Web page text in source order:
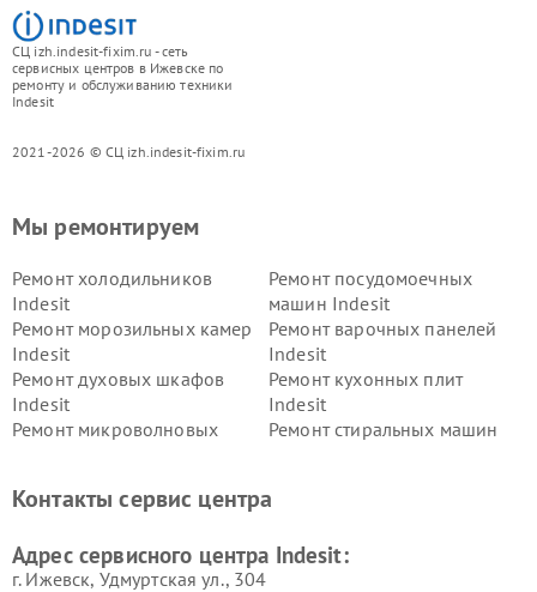
СЦ izh.indesit-fixim.ru - сеть
сервисных центров в Ижевске по
ремонту и обслуживанию техники
Indesit
2021-2026 © СЦ izh.indesit-fixim.ru
Мы ремонтируем
Ремонт холодильников
Indesit
Ремонт посудомоечных
машин Indesit
Ремонт морозильных камер
Indesit
Ремонт варочных панелей
Indesit
Ремонт духовых шкафов
Indesit
Ремонт кухонных плит
Indesit
Ремонт микроволновых
Ремонт стиральных машин
Indesit
Indesit
Контакты сервис центра
Адрес сервисного центра Indesit:
г. Ижевск, Удмуртская ул., 304